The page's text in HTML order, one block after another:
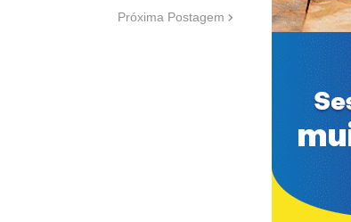
Próxima Postagem